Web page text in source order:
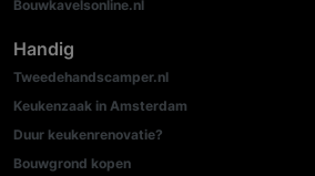
Bouwkavelsonline.nl
Handig
Tweedehandscamper.nl
Keukenzaak in Amsterdam
Duur keukenrenovatie?
Bouwgrond kopen